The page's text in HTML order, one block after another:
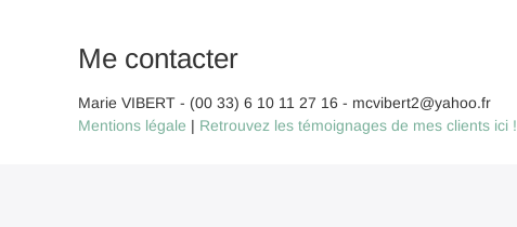
Me contacter
Marie VIBERT - (00 33) 6 10 11 27 16 - mcvibert2@yahoo.fr
Mentions légale | Retrouvez les témoignages de mes clients ici !